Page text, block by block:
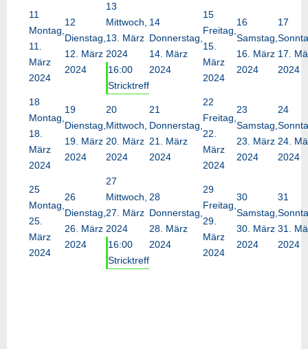
11
Montag,
11.
März
2024
12
Dienstag,
12. März
2024
13
Mittwoch,
13. März
2024
16:00
Stricktreff
14
Donnerstag,
14. März
2024
15
Freitag,
15.
März
2024
16
Samstag,
16. März
2024
17
17.
2024
18
Montag,
18.
März
2024
19
Dienstag,
19. März
2024
20
Mittwoch,
20. März
2024
21
Donnerstag,
21. März
2024
22
Freitag,
22.
März
2024
23
Samstag,
23. März
2024
24
24.
2024
25
Montag,
25.
März
2024
26
Dienstag,
26. März
2024
27
Mittwoch,
27. März
2024
16:00
Stricktreff
28
Donnerstag,
28. März
2024
29
Freitag,
29.
März
2024
30
Samstag,
30. März
2024
31
31.
2024